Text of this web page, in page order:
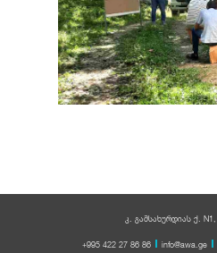
კ. გამსახურდიას ქ.
+995 422 27 86 86
info@awa.ge